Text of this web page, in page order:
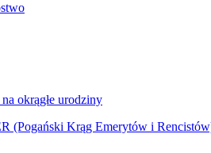
okrągłe urodziny
(Pogański Krąg Emerytów i